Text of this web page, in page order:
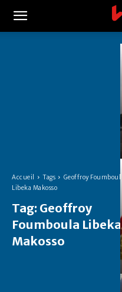
Accueil Tags
Geoffroy Foumboula
Libeka Makosso
Tag: Geoffroy
Foumboula Libeka
Makosso